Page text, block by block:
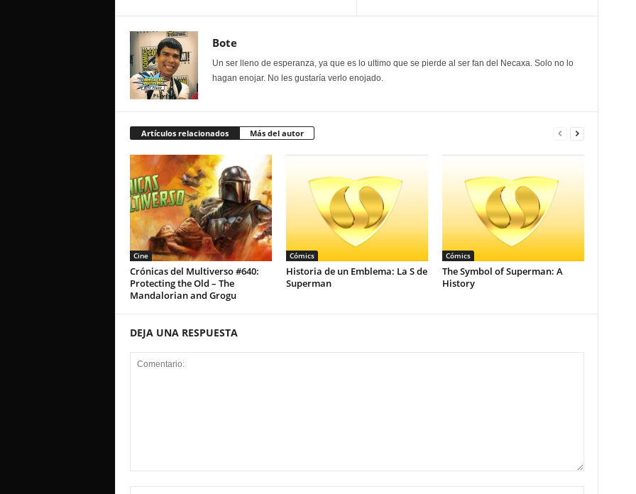
Bote
Un ser lleno de esperanza, ya que es lo ultimo que se pierde al ser fan del Necaxa. Solo no lo
hagan enojar. No les gustaría verlo enojado.
Artículos relacionados Más del autor
Cine
Crónicas del Multiverso #640:
Protecting the Old – The
Mandalorian and Grogu
Cómics
Historia de un Emblema: La S de
Superman
Cómics
The Symbol of Superman: A
History
DEJA UNA RESPUESTA